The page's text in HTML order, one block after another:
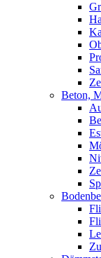
Beton,